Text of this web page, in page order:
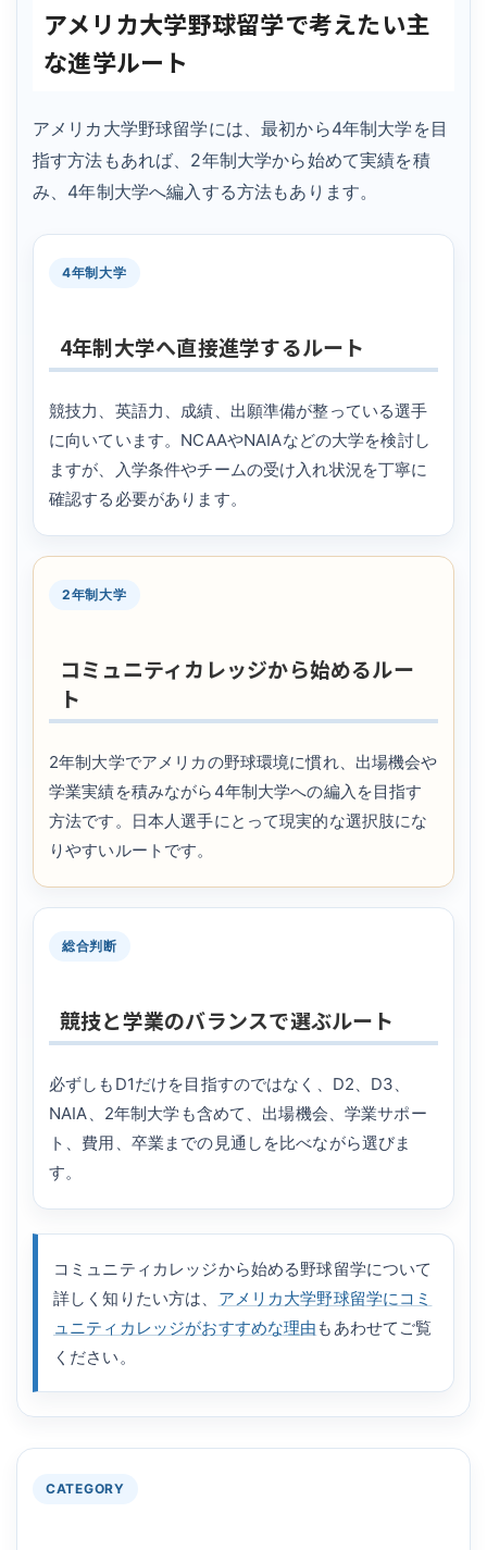
アメリカ大学野球留学で考えたい主
な進学ルート
アメリカ大学野球留学には、最初から4年制大学を目
指す方法もあれば、2年制大学から始めて実績を積
み、4年制大学へ編入する方法もあります。
4年制大学
4年制大学へ直接進学するルート
競技力、英語力、成績、出願準備が整っている選手
に向いています。NCAAやNAIAなどの大学を検討し
ますが、入学条件やチームの受け入れ状況を丁寧に
確認する必要があります。
2年制大学
コミュニティカレッジから始めるルー
ト
2年制大学でアメリカの野球環境に慣れ、出場機会や
学業実績を積みながら4年制大学への編入を目指す
方法です。日本人選手にとって現実的な選択肢にな
りやすいルートです。
総合判断
競技と学業のバランスで選ぶルート
必ずしもD1だけを目指すのではなく、D2、D3、
NAIA、2年制大学も含めて、出場機会、学業サポー
ト、費用、卒業までの見通しを比べながら選びま
す。
コミュニティカレッジから始める野球留学について
詳しく知りたい方は、 アメリカ大学野球留学にコミ
ュニティカレッジがおすすめな理由 もあわせてご覧
ください。
CATEGORY